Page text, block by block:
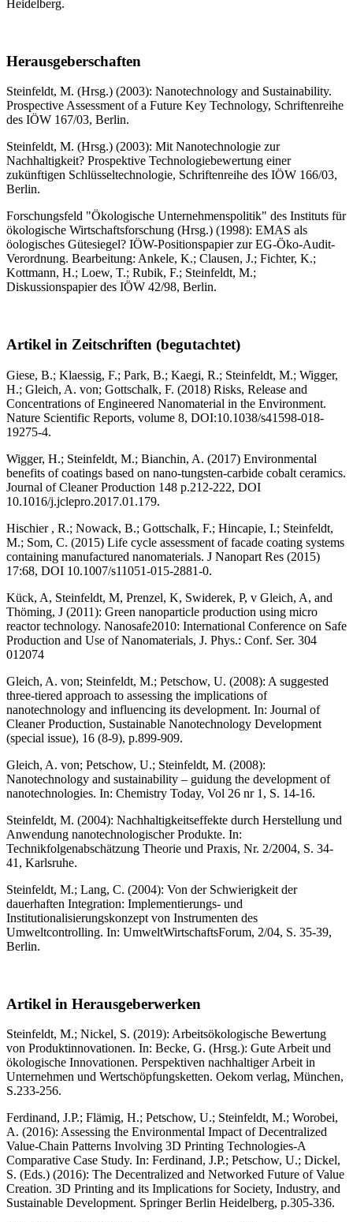
Heidelberg.
Herausgeberschaften
Steinfeldt, M. (Hrsg.) (2003): Nanotechnology and Sustainability.
Prospective Assessment of a Future Key Technology, Schriftenreihe
des IÖW 167/03, Berlin.
Steinfeldt, M. (Hrsg.) (2003): Mit Nanotechnologie zur
Nachhaltigkeit? Prospektive Technologiebewertung einer
zukünftigen Schlüsseltechnologie, Schriftenreihe des IÖW 166/03,
Berlin.
Forschungsfeld "Ökologische Unternehmenspolitik" des Instituts für
ökologische Wirtschaftsforschung (Hrsg.) (1998): EMAS als
öologisches Gütesiegel? IÖW-Positionspapier zur EG-Öko-Audit-
Verordnung. Bearbeitung: Ankele, K.; Clausen, J.; Fichter, K.;
Kottmann, H.; Loew, T.; Rubik, F.; Steinfeldt, M.;
Diskussionspapier des IÖW 42/98, Berlin.
Artikel in Zeitschriften (begutachtet)
Giese, B.; Klaessig, F.; Park, B.; Kaegi, R.; Steinfeldt, M.; Wigger,
H.; Gleich, A. von; Gottschalk, F. (2018) Risks, Release and
Concentrations of Engineered Nanomaterial in the Environment.
Nature Scientific Reports, volume 8, DOI:10.1038/s41598-018-
19275-4.
Wigger, H.; Steinfeldt, M.; Bianchin, A. (2017) Environmental
benefits of coatings based on nano-tungsten-carbide cobalt ceramics.
Journal of Cleaner Production 148 p.212-222, DOI
10.1016/j.jclepro.2017.01.179.
Hischier , R.; Nowack, B.; Gottschalk, F.; Hincapie, I.; Steinfeldt,
M.; Som, C. (2015) Life cycle assessment of facade coating systems
containing manufactured nanomaterials. J Nanopart Res (2015)
17:68, DOI 10.1007/s11051-015-2881-0.
Kück, A, Steinfeldt, M, Prenzel, K, Swiderek, P, v Gleich, A, and
Thöming, J (2011): Green nanoparticle production using micro
reactor technology. Nanosafe2010: International Conference on Safe
Production and Use of Nanomaterials, J. Phys.: Conf. Ser. 304
012074
Gleich, A. von; Steinfeldt, M.; Petschow, U. (2008): A suggested
three-tiered approach to assessing the implications of
nanotechnology and influencing its development. In: Journal of
Cleaner Production, Sustainable Nanotechnology Development
(special issue), 16 (8-9), p.899-909.
Gleich, A. von; Petschow, U.; Steinfeldt, M. (2008):
Nanotechnology and sustainability – guidung the development of
nanotechnologies. In: Chemistry Today, Vol 26 nr 1, S. 14-16.
Steinfeldt, M. (2004): Nachhaltigkeitseffekte durch Herstellung und
Anwendung nanotechnologischer Produkte. In:
Technikfolgenabschätzung Theorie und Praxis, Nr. 2/2004, S. 34-
41, Karlsruhe.
Steinfeldt, M.; Lang, C. (2004): Von der Schwierigkeit der
dauerhaften Integration: Implementierungs- und
Institutionalisierungskonzept von Instrumenten des
Umweltcontrolling. In: UmweltWirtschaftsForum, 2/04, S. 35-39,
Berlin.
Artikel in Herausgeberwerken
Steinfeldt, M.; Nickel, S. (2019): Arbeitsökologische Bewertung
von Produktinnovationen. In: Becke, G. (Hrsg.): Gute Arbeit und
ökologische Innovationen. Perspektiven nachhaltiger Arbeit in
Unternehmen und Wertschöpfungsketten. Oekom verlag, München,
S.233-256.
Ferdinand, J.P.; Flämig, H.; Petschow, U.; Steinfeldt, M.; Worobei,
A. (2016): Assessing the Environmental Impact of Decentralized
Value-Chain Patterns Involving 3D Printing Technologies-A
Comparative Case Study. In: Ferdinand, J.P.; Petschow, U.; Dickel,
S. (Eds.) (2016): The Decentralized and Networked Future of Value
Creation. 3D Printing and its Implications for Society, Industry, and
Sustainable Development. Springer Berlin Heidelberg, p.305-336.